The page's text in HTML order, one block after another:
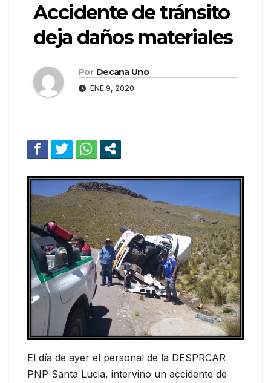
Accidente de tránsito
deja daños materiales
Por Decana Uno
ENE 9, 2020
El día de ayer el personal de la DESPRCAR
PNP Santa Lucia, intervino un accidente de